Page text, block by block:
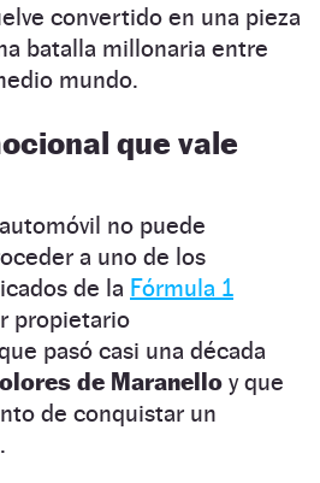
convertido en una pieza
batalla millonaria entre
mundo.
que vale
no puede
a uno de los
de la Fórmula 1
propietario
pasó casi una década
de Maranello y que
de conquistar un